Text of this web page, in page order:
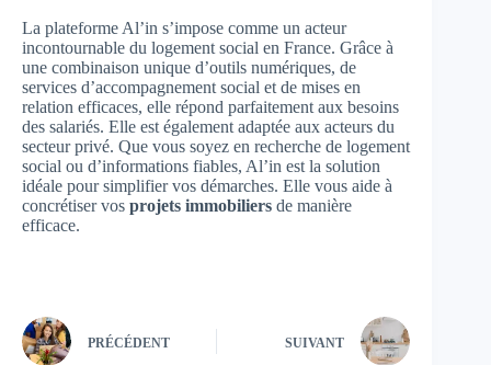
La plateforme Al’in s’impose comme un acteur
incontournable du logement social en France. Grâce à
une combinaison unique d’outils numériques, de
services d’accompagnement social et de mises en
relation efficaces, elle répond parfaitement aux besoins
des salariés. Elle est également adaptée aux acteurs du
secteur privé. Que vous soyez en recherche de logement
social ou d’informations fiables, Al’in est la solution
idéale pour simplifier vos démarches. Elle vous aide à
concrétiser vos projets immobiliers de manière
efficace.
PRÉCÉDENT SUIVANT